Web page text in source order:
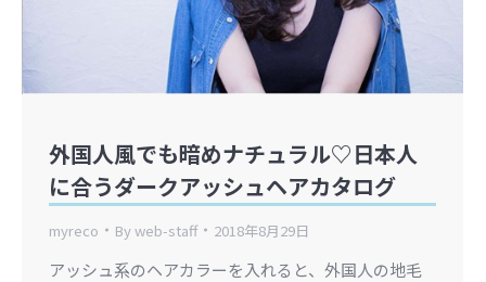
外国人風でも暗めナチュラル♡日本人
に合うダークアッシュヘアカタログ
myreco Byweb-staff 2018年8月29日
アッシュ系のヘアカラーを入れると、外国人の地毛